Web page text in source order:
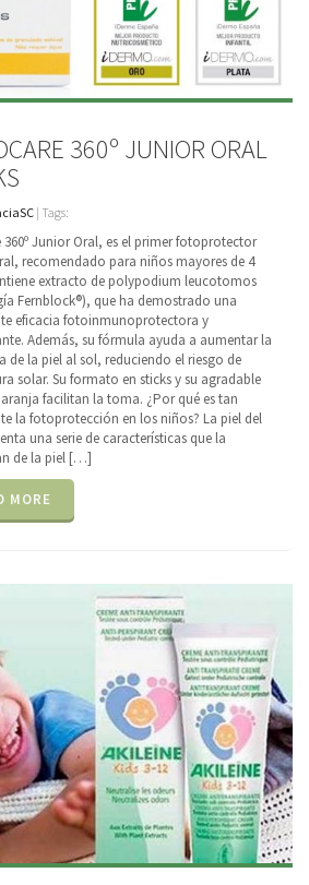
360º JUNIOR ORAL
| Tags:
360º Junior Oral, es el primer fotoprotector
recomendado para niños mayores de 4
extracto de polypodium leucotomos
Fernblock®), que ha demostrado una
eficacia fotoinmunoprotectora y
Además, su fórmula ayuda a aumentar la
de la piel al sol, reduciendo el riesgo de
solar. Su formato en sticks y su agradable
facilitan la toma. ¿Por qué es tan
la fotoprotección en los niños? La piel del
una serie de características que la
de la piel […]
MORE